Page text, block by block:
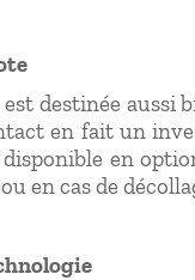
est destinée
en fait un
en
en cas de